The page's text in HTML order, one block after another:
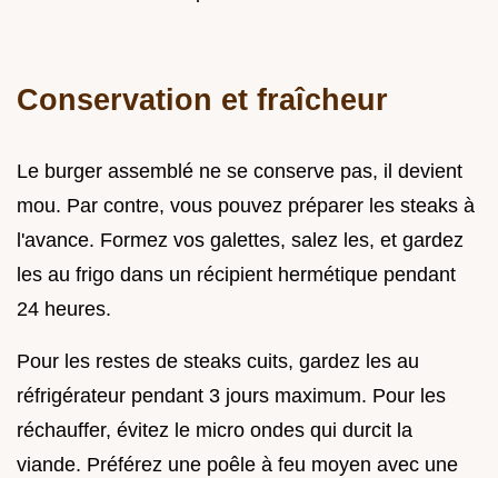
Conservation et fraîcheur
Le burger assemblé ne se conserve pas, il devient
mou. Par contre, vous pouvez préparer les steaks à
l'avance. Formez vos galettes, salez les, et gardez
les au frigo dans un récipient hermétique pendant
24 heures.
Pour les restes de steaks cuits, gardez les au
réfrigérateur pendant 3 jours maximum. Pour les
réchauffer, évitez le micro ondes qui durcit la
viande. Préférez une poêle à feu moyen avec une